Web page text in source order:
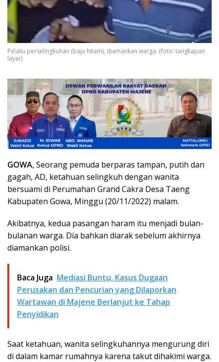
Pelaku perselingkuhan (baju hitam), diamankan warga. (foto: tangkapan
layar)
GOWA, Seorang pemuda berparas tampan, putih dan
gagah, AD, ketahuan selingkuh dengan wanita
bersuami di Perumahan Grand Cakra Desa Taeng
Kabupaten Gowa, Minggu (20/11/2022) malam.
Akibatnya, kedua pasangan haram itu menjadi bulan-
bulanan warga. Dia bahkan diarak sebelum akhirnya
diamankan polisi.
Baca Juga Mediasi Buntu, Kasus Dugaan
Perusakan dan Pencurian yang Dilaporkan
Wartawan di Majene Berlanjut ke Tahap
Penyidikan
Saat ketahuan, wanita selingkuhannya mengurung diri
di dalam kamar rumahnya karena takut dihakimi warga.